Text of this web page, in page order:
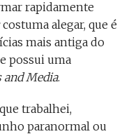
rapidamente
costuma alegar, que é
mais antiga do
possui uma
and Media.
trabalhei,
paranormal ou